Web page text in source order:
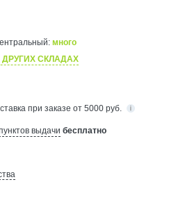
много
СКЛАДАХ
при заказе от 5000 руб.
выдачи бесплатно